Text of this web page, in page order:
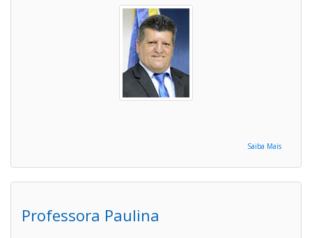
Saiba Mais
Professora Paulina